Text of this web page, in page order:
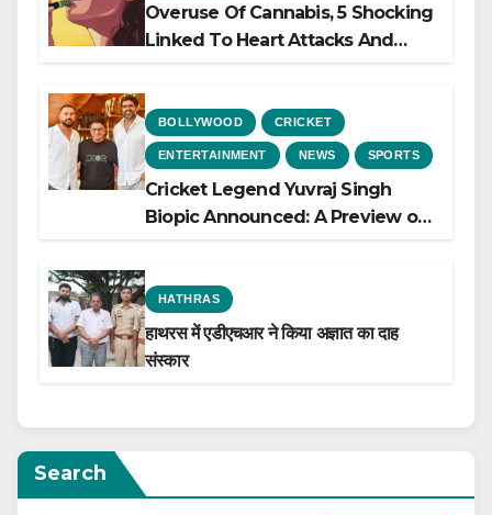
Overuse Of Cannabis, 5 Shocking
Linked To Heart Attacks And
BOLLYWOOD CRICKET
ENTERTAINMENT NEWS SPORTS
Cricket Legend Yuvraj Singh
Biopic Announced: A Preview of
HATHRAS
हाथरस में एडीएचआर ने किया अज्ञात का दाह
संस्कार
Search